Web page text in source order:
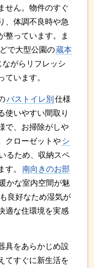
せん。物件のすぐ
、体調不良時や急
整っています。ま
で大型公園の蔵本
がらリフレッシ
ています。
バストイレ別 仕様
使いやすい間取り
で、お掃除がしや
クローゼットや シ
るため、収納スペ
す。
南向きのお部
かな室内空間が魅
良好なため湿気が
適な住環境を実感
具をあらかじめ設
てすぐに新生活を